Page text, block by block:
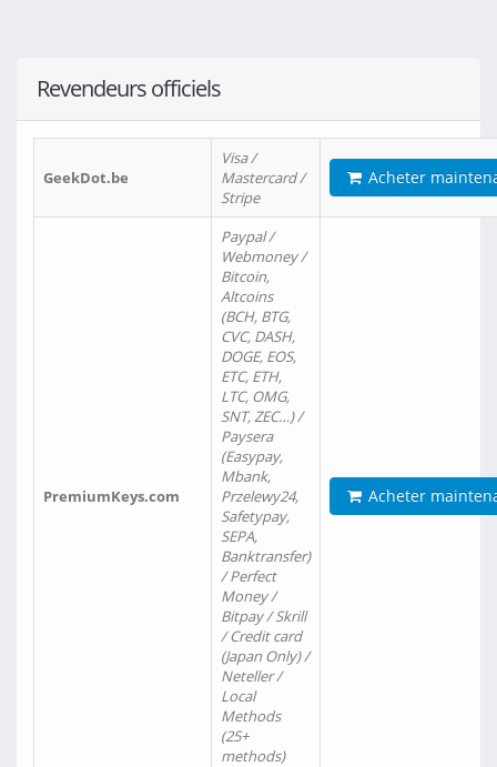
Revendeurs officiels
GeekDot.be
Visa /
Mastercard /
Stripe
Acheter
PremiumKeys.com
Paypal /
Webmoney /
Bitcoin,
Altcoins
(BCH, BTG,
CVC, DASH,
DOGE, EOS,
ETC, ETH,
LTC, OMG,
SNT, ZEC…) /
Paysera
(Easypay,
Mbank,
Przelewy24,
Safetypay,
SEPA,
Banktransfer)
/ Perfect
Money /
Bitpay / Skrill
/ Credit card
(Japan Only) /
Neteller /
Local
Methods
(25+
methods)
Acheter